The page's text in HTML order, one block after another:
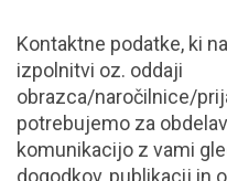
Kontaktne podatke, ki
izpolnitvi oz. oddaji
obrazca/naročilnice/
potrebujemo za
komunikacijo z vami
dogodkov, publikacij in